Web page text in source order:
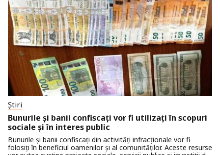
Știri
Bunurile și banii confiscați vor fi utilizați în scopuri
sociale și în interes public
Bunurile și banii confiscați din activități infracționale vor fi
folosiți în beneficiul oamenilor și al comunităților. Aceste resurse